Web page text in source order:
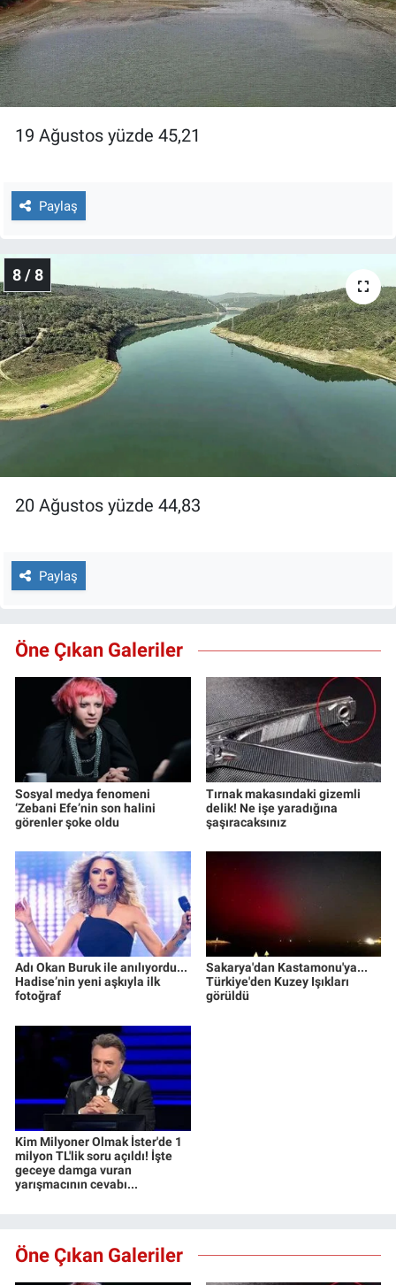
19 Ağustos yüzde 45,21
Paylaş
8 / 8
20 Ağustos yüzde 44,83
Paylaş
Öne Çıkan Galeriler
Sosyal medya fenomeni
‘Zebani Efe’nin son halini
görenler şoke oldu
Tırnak makasındaki gizemli
delik! Ne işe yaradığına
şaşıracaksınız
Adı Okan Buruk ile anılıyordu...
Hadise’nin yeni aşkıyla ilk
fotoğraf
Sakarya'dan Kastamonu'ya...
Türkiye'den Kuzey Işıkları
görüldü
Kim Milyoner Olmak İster'de 1
milyon TL'lik soru açıldı! İşte
geceye damga vuran
yarışmacının cevabı...
Öne Çıkan Galeriler